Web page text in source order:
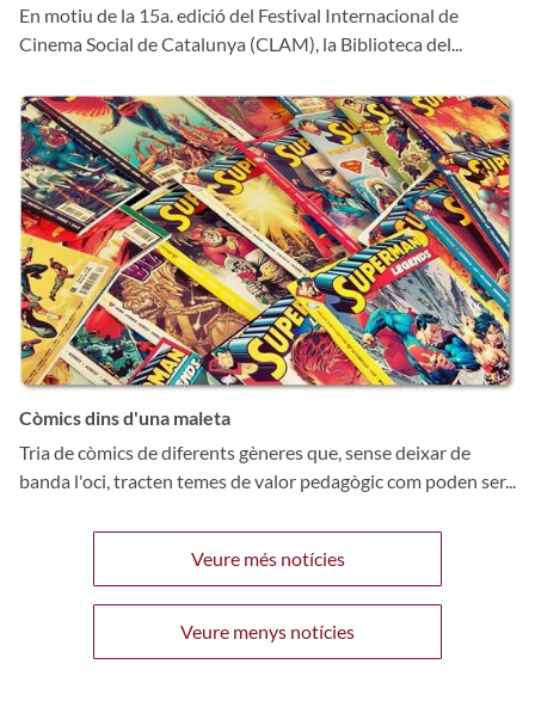
En motiu de la 15a. edició del Festival Internacional de
Cinema Social de Catalunya (CLAM), la Biblioteca del...
Còmics dins d'una maleta
Tria de còmics de diferents gèneres que, sense deixar de
banda l'oci, tracten temes de valor pedagògic com poden ser...
Veure més notícies
Veure menys notícies